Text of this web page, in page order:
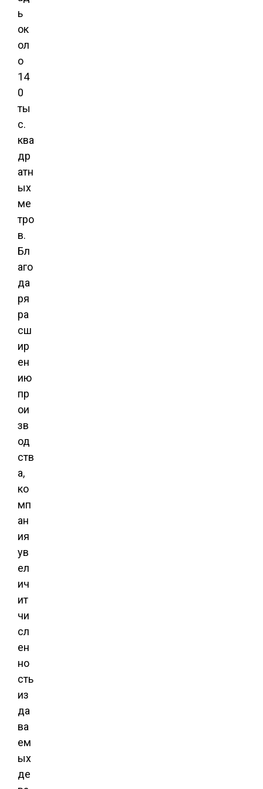
ь
ок
ол
о
14
0
ты
с.
ква
др
атн
ых
ме
тро
в.
Бл
аго
да
ря
ра
сш
ир
ен
ию
пр
ои
зв
од
ств
а,
ко
мп
ан
ия
ув
ел
ич
ит
чи
сл
ен
но
сть
из
да
ва
ем
ых
де